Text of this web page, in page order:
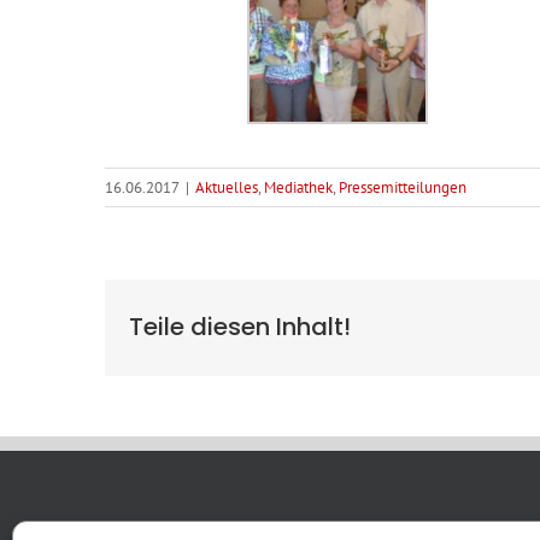
16.06.2017 | Aktuelles, Mediathek, Pressemitteilungen
Teile diesen Inhalt!